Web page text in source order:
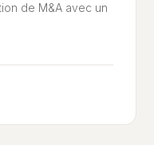
de M&A avec un